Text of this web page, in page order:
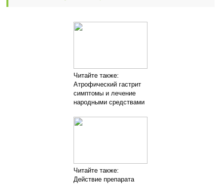
Читайте также:
Атрофический гастрит
симптомы и лечение
народными средствами
Читайте также:
Действие препарата